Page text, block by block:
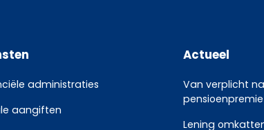
administraties
aangiften
Actueel
Van verplicht
pensioenpremie
Lening